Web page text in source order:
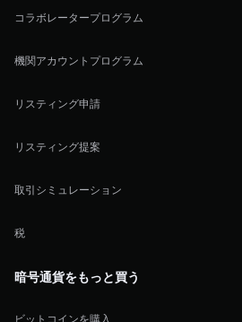
コラボレータープログラム
機関アカウントプログラム
リスティング申請
リスティング提案
取引シミュレーション
税
暗号通貨をもっと買う
ビットコインを購入